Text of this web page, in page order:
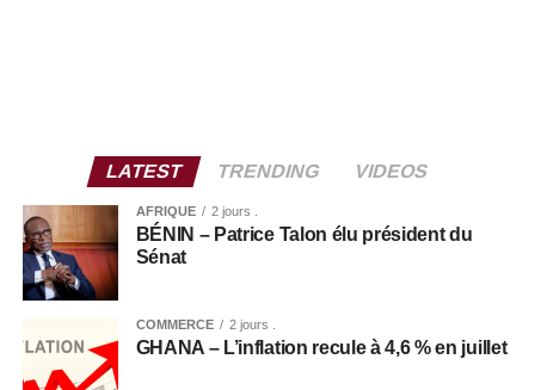
LATEST TRENDING VIDEOS
AFRIQUE 2 jours .
BÉNIN – Patrice Talon élu président du
Sénat
COMMERCE 2 jours .
GHANA – L’inflation recule à 4,6 % en juillet